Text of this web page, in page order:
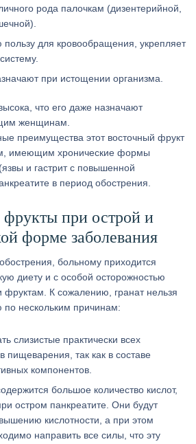
рода палочкам (дизентерийной,
для кровообращения, укрепляет
при истощении организма.
что его даже назначают
женщинам.
преимущества этот восточный фрукт
имеющим хронические формы
и гастрит с повышенной
в период обострения.
при острой и
форме заболевания
больному приходится
диету и с особой осторожностью
фруктам. К сожалению, гранат нельзя
по нескольким причинам:
слизистые практически всех
пищеварения, так как в составе
компонентов.
большое количество кислот,
остром панкреатите. Они будут
кислотности, а при этом
направить все силы, что эту